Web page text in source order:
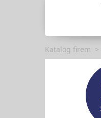
Katalog firem